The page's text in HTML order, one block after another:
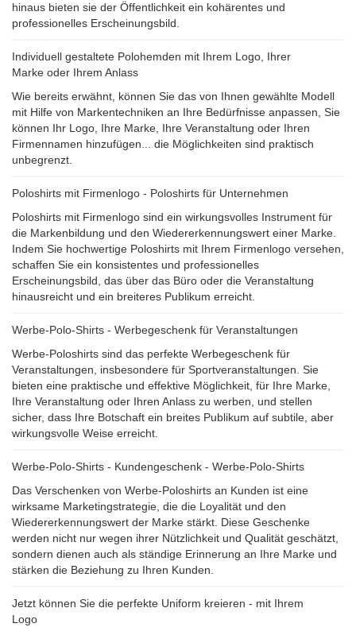
hinaus bieten sie der Öffentlichkeit ein kohärentes und
professionelles Erscheinungsbild.
Individuell gestaltete Polohemden mit Ihrem Logo, Ihrer
Marke oder Ihrem Anlass
Wie bereits erwähnt, können Sie das von Ihnen gewählte Modell
mit Hilfe von Markentechniken an Ihre Bedürfnisse anpassen, Sie
können Ihr Logo, Ihre Marke, Ihre Veranstaltung oder Ihren
Firmennamen hinzufügen... die Möglichkeiten sind praktisch
unbegrenzt.
Poloshirts mit Firmenlogo - Poloshirts für Unternehmen
Poloshirts mit Firmenlogo sind ein wirkungsvolles Instrument für
die Markenbildung und den Wiedererkennungswert einer Marke.
Indem Sie hochwertige Poloshirts mit Ihrem Firmenlogo versehen,
schaffen Sie ein konsistentes und professionelles
Erscheinungsbild, das über das Büro oder die Veranstaltung
hinausreicht und ein breiteres Publikum erreicht.
Werbe-Polo-Shirts - Werbegeschenk für Veranstaltungen
Werbe-Poloshirts sind das perfekte Werbegeschenk für
Veranstaltungen, insbesondere für Sportveranstaltungen. Sie
bieten eine praktische und effektive Möglichkeit, für Ihre Marke,
Ihre Veranstaltung oder Ihren Anlass zu werben, und stellen
sicher, dass Ihre Botschaft ein breites Publikum auf subtile, aber
wirkungsvolle Weise erreicht.
Werbe-Polo-Shirts - Kundengeschenk - Werbe-Polo-Shirts
Das Verschenken von Werbe-Poloshirts an Kunden ist eine
wirksame Marketingstrategie, die die Loyalität und den
Wiedererkennungswert der Marke stärkt. Diese Geschenke
werden nicht nur wegen ihrer Nützlichkeit und Qualität geschätzt,
sondern dienen auch als ständige Erinnerung an Ihre Marke und
stärken die Beziehung zu Ihren Kunden.
Jetzt können Sie die perfekte Uniform kreieren - mit Ihrem
Logo